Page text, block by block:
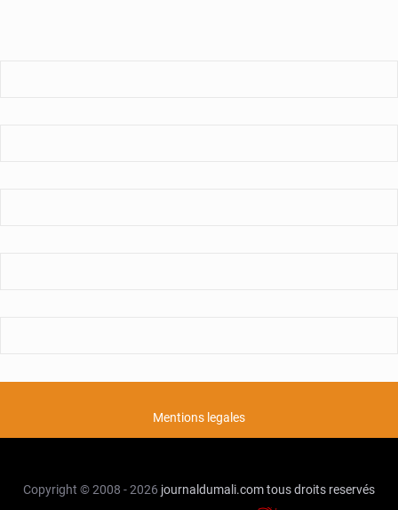
Mentions legales
Copyright © 2008 - 2026 journaldumali.comtous droits reservés